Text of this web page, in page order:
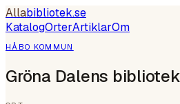
Allabibliotek.se
KatalogOrterArtiklarOm
HÅBO KOMMUN
Gröna Dalens bibliotek